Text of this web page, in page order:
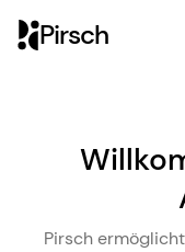
Pirsch
Pirsch